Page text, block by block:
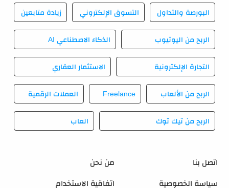
اتصل بنا من نحن
سياسة الخصوصية اتفاقية الاستخدام
البورصة والتداول التسوق الإلكتروني زيادة متابعين
الربح من اليوتيوب الذكاء الاصطناعي AI
التجارة الإلكترونية الاستثمار العقاري
الربح من الألعاب Freelance العملات الرقمية
الربح من تيك توك العاب